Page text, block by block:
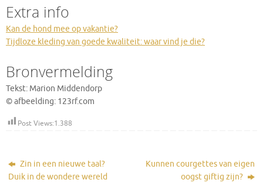
Extra info
Kan de hond mee op vakantie?
Tijdloze kleding van goede kwaliteit: waar vind je die?
Bronvermelding
Tekst: Marion Middendorp
© afbeelding: 123rf.com
Post Views:1.388
Zin in een nieuwe taal?
Duik in de wondere wereld
Kunnen courgettes van eigen
oogst giftig zijn?